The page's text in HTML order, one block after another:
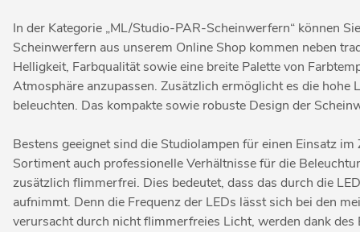
In der Kategorie „ML/Studio-PAR-Scheinwerfern“ können
Scheinwerfern aus unserem Online Shop kommen neben
Helligkeit, Farbqualität sowie eine breite Palette von
Atmosphäre anzupassen. Zusätzlich ermöglicht es die
beleuchten. Das kompakte sowie robuste Design der
Bestens geeignet sind die Studiolampen für einen Einsatz
Sortiment auch professionelle Verhältnisse für die
zusätzlich flimmerfrei. Dies bedeutet, dass das durch die
aufnimmt. Denn die Frequenz der LEDs lässt sich bei den
verursacht durch nicht flimmerfreies Licht, werden dank